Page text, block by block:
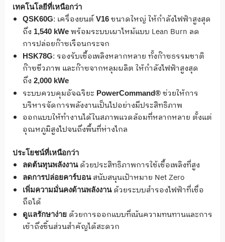
เทคโนโลยีที่เหนือกว่า
QSK60G: เครื่องยนต์V16 ขนาดใหญ่ ให้กำลังไฟฟ้าสูงสุด
ถึง 1,540 kWe พร้อมระบบเผาไหม้แบบ Lean Burn ลด
การปล่อยก๊าซเรือนกระจก
HSK78G: รองรับเชื้อเพลิงหลากหลาย ทั้งก๊าซธรรมชาติ
ก๊าซชีวภาพ และก๊าซจากหลุมผลิต ให้กำลังไฟฟ้าสูงสุด
ถึง 2,000 kWe
ระบบควบคุมอัจฉริยะ PowerCommand® ช่วยให้การ
บริหารจัดการพลังงานเป็นไปอย่างมีประสิทธิภาพ
ออกแบบให้ทำงานได้ในสภาพแวดล้อมที่หลากหลาย ตั้งแต่
อุณหภูมิสูงไปจนถึงพื้นที่ห่างไกล
ประโยชน์ที่เหนือกว่า
ลดต้นทุนพลังงานด้วยประสิทธิภาพการใช้เชื้อเพลิงที่สูง
ลดการปล่อยคาร์บอนสนับสนุนเป้าหมาย Net Zero
เพิ่มความมั่นคงด้านพลังงานด้วยระบบสำรองไฟฟ้าที่เชื่อ
ถือได้
ดูแลรักษาง่าย ด้วยการออกแบบที่เน้นความทนทานและการ
เข้าถึงชิ้นส่วนสำคัญได้สะดวก